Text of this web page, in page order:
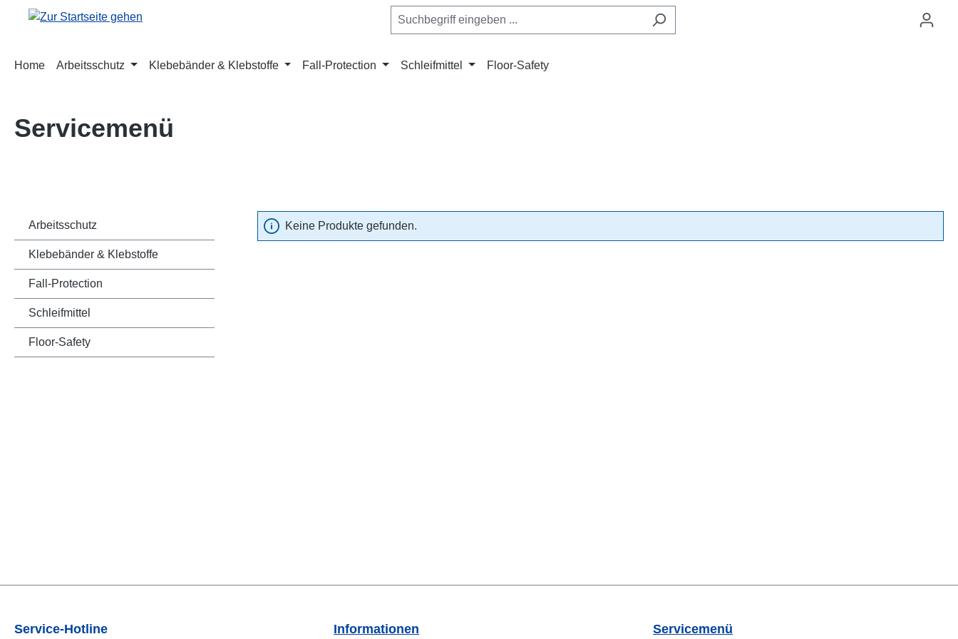
Hauptinhalt springen
Zur Suche springen
Zur Hauptnavigation springen
Home Arbeitsschutz Klebebänder & Klebstoffe Fall-Protection Schleifmittel Floor-Safety
Servicemenü
Arbeitsschutz
Klebebänder & Klebstoffe
Fall-Protection
Schleifmittel
Floor-Safety
Keine Produkte gefunden.
Service-Hotline Informationen Servicemenü